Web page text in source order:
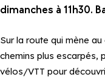
dimanches à 11h30.
Sur la route qui mène
chemins plus
vélos/VTT pour